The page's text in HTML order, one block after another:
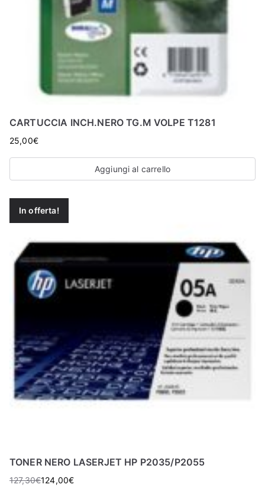
CARTUCCIA INCH.NERO TG.M VOLPE T1281
25,00€
Aggiungi al carrello
In offerta!
TONER NERO LASERJET HP P2035/P2055
127,30€124,00€